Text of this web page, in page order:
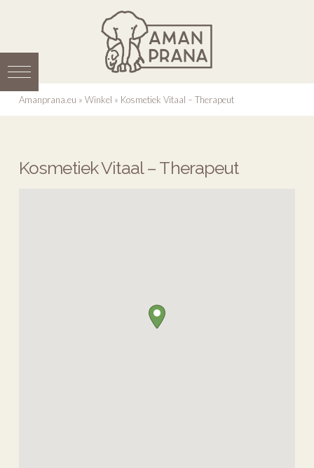
Amanprana.eu » Winkel » Kosmetiek Vitaal – Therapeut
Kosmetiek Vitaal – Therapeut